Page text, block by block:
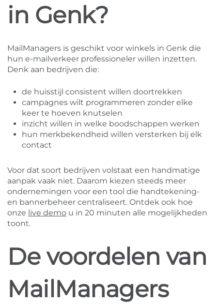
in Genk?
MailManagers is geschikt voor winkels in Genk die
hun e-mailverkeer professioneler willen inzetten.
Denk aan bedrijven die:
de huisstijl consistent willen doortrekken
campagnes wilt programmeren zonder elke
keer te hoeven knutselen
inzicht willen in welke boodschappen werken
hun merkbekendheid willen versterken bij elk
contact
Voor dat soort bedrijven volstaat een handmatige
aanpak vaak niet. Daarom kiezen steeds meer
ondernemingen voor een tool die handtekening-
en bannerbeheer centraliseert. Ontdek ook hoe
onze live demo u in 20 minuten alle mogelijkheden
toont.
De voordelen van
MailManagers